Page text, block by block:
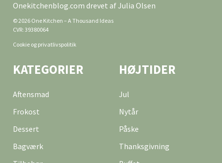
Onekitchenblog.com drevet af Julia Olsen
© 2026 One Kitchen – A Thousand Ideas
CVR: 39380064
Cookie og privatlivspolitik
KATEGORIER
Aftensmad
Frokost
Dessert
Bagværk
HØJTIDER
Jul
Nytår
Påske
Thanksgivning